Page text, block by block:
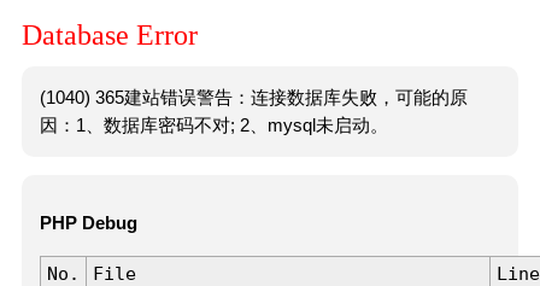
Database Error
(1040) 365建站错误警告：连接数据库失败，可能的原
因：1、数据库密码不对; 2、mysql未启动。
PHP Debug
No. File
Line